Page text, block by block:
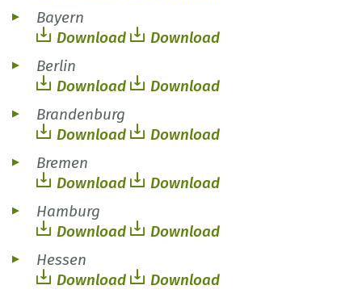
Bayern
Download
Download
Berlin
Download
Download
Brandenburg
Download
Download
Bremen
Download
Download
Hamburg
Download
Download
Hessen
Download
Download